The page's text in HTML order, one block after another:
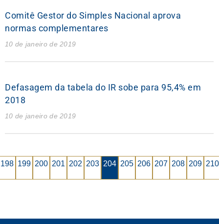
Comitê Gestor do Simples Nacional aprova
normas complementares
10 de janeiro de 2019
Defasagem da tabela do IR sobe para 95,4% em
2018
10 de janeiro de 2019
198 199 200 201 202 203 204 205 206 207 208 209 210